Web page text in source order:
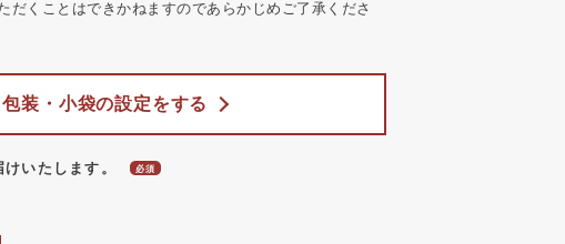
くことはできかねますのであらかじめご了承くださ
装・小袋の設定をする
いたします。